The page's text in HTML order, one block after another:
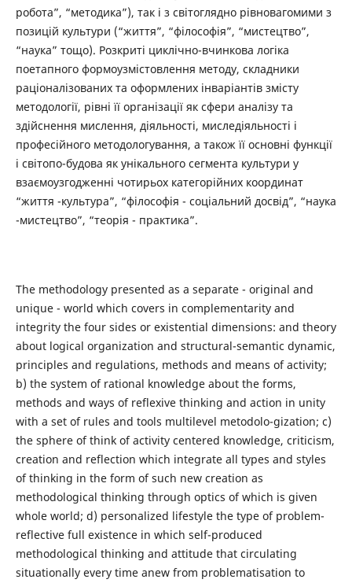
робота”, “методика”), так і з світоглядно рівновагомими з
позицій культури (“життя”, “філософія”, “мистецтво”,
“наука” тощо). Розкриті циклічно-вчинкова логіка
поетапного формоузмістовлення методу, складники
раціоналізованих та оформлених інваріантів змісту
методології, рівні її організації як сфери аналізу та
здійснення мислення, діяльності, миследіяльності і
професійного методологування, а також її основні функції
і світопо-будова як унікального сегмента культури у
взаємоузгодженні чотирьох категорійних координат
“життя -культура”, “філософія - соціальний досвід”, “наука
-мистецтво”, “теорія - практика”.
The methodology presented as a separate - original and
unique - world which covers in complementarity and
integrity the four sides or existential dimensions: and theory
about logical organization and structural-semantic dynamic,
principles and regulations, methods and means of activity;
b) the system of rational knowledge about the forms,
methods and ways of reflexive thinking and action in unity
with a set of rules and tools multilevel metodolo-gization; c)
the sphere of think of activity centered knowledge, criticism,
creation and reflection which integrate all types and styles
of thinking in the form of such new creation as
methodological thinking through optics of which is given
whole world; d) personalized lifestyle the type of problem-
reflective full existence in which self-produced
methodological thinking and attitude that circulating
situationally every time anew from problematisation to